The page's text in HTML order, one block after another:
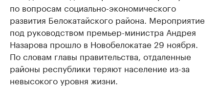
по вопросам социально-экономического
развития Белокатайского района. Мероприятие
под руководством премьер-министра Андрея
Назарова прошло в Новобелокатае 29 ноября.
По словам главы правительства, отдаленные
районы республики теряют население из-за
невысокого уровня жизни.